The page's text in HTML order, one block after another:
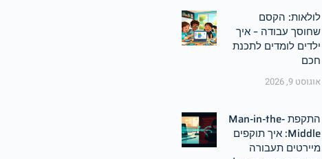
לולאות: הקסם
שחוסך עבודה – איך
ילדים לומדים לתכנת
חכם
אוגוסט 9, 2026
התקפת Man-in-the-
Middle: איך תוקפים
מיירטים תעבורה